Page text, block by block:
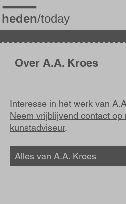
Overslaan
en
naar
inhoud
gaanOver A.A. Kroes
Interesse in het werk van
Neem vrijblijvend contact op
kunstadviseur.
Alles van A.A. Kroes